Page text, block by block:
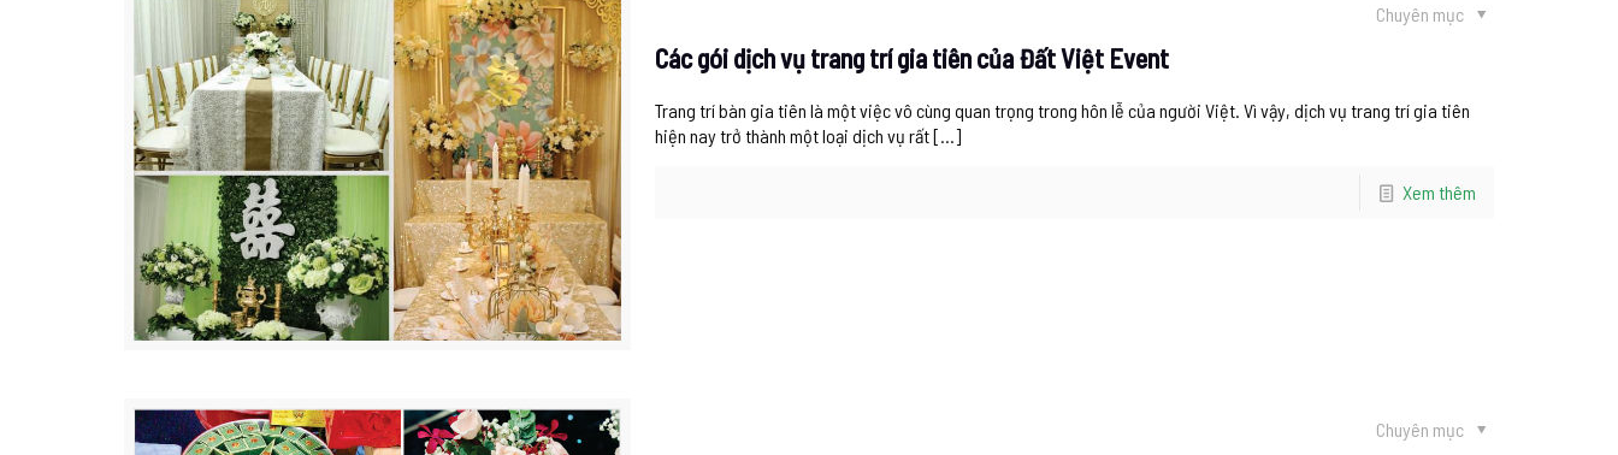
Chuyên mục
Các gói dịch vụ trang trí gia tiên của Đất Việt Event
Trang trí bàn gia tiên là một việc vô cùng quan trọng trong hôn lễ của người Việt. Vì vậy, dịch vụ trang trí gia tiên
hiện nay trở thành một loại dịch vụ rất[…]
Xem thêm
Chuyên mục